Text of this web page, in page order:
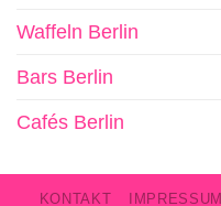
Waffeln Berlin
Bars Berlin
Cafés Berlin
KONTAKT IMPRESSUM